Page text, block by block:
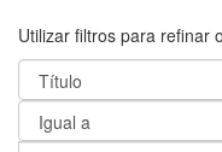
Utilizar filtros para refinar